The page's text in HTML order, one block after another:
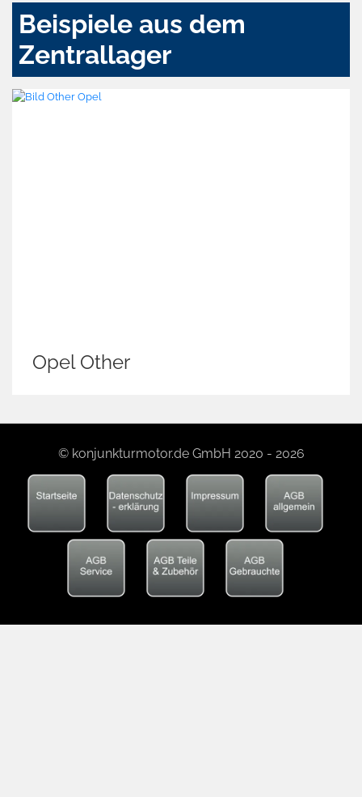
Beispiele aus dem
Zentrallager
© konjunkturmotor.de GmbH 2020 - 2026